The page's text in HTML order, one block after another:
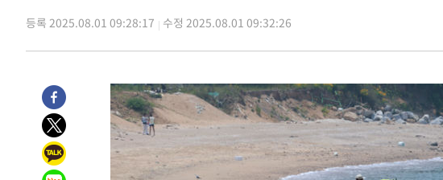
등록 2025.08.01 09:28:17 수정 2025.08.01 09:32:26